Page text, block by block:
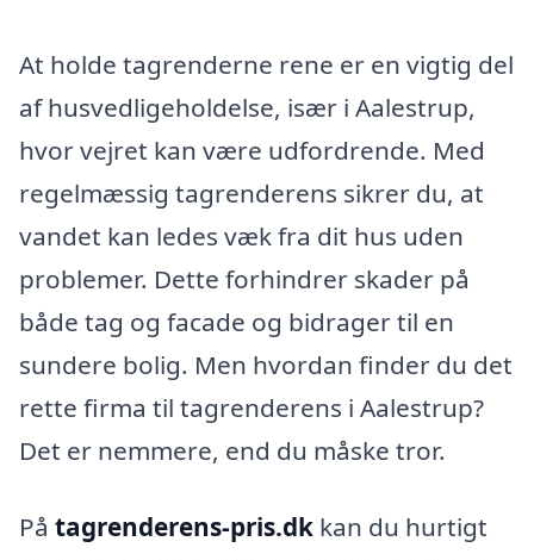
At holde tagrenderne rene er en vigtig del
af husvedligeholdelse, især i Aalestrup,
hvor vejret kan være udfordrende. Med
regelmæssig tagrenderens sikrer du, at
vandet kan ledes væk fra dit hus uden
problemer. Dette forhindrer skader på
både tag og facade og bidrager til en
sundere bolig. Men hvordan finder du det
rette firma til tagrenderens i Aalestrup?
Det er nemmere, end du måske tror.
På tagrenderens-pris.dk kan du hurtigt